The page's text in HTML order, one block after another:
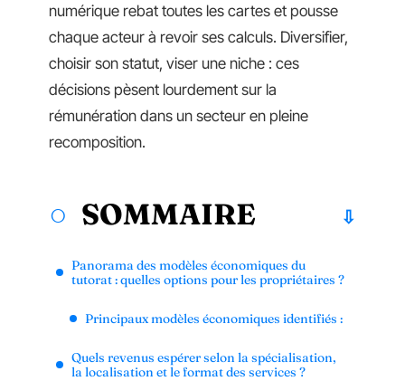
numérique rebat toutes les cartes et pousse
chaque acteur à revoir ses calculs. Diversifier,
choisir son statut, viser une niche : ces
décisions pèsent lourdement sur la
rémunération dans un secteur en pleine
recomposition.
SOMMAIRE
Panorama des modèles économiques du
tutorat : quelles options pour les propriétaires ?
Principaux modèles économiques identifiés :
Quels revenus espérer selon la spécialisation,
la localisation et le format des services ?